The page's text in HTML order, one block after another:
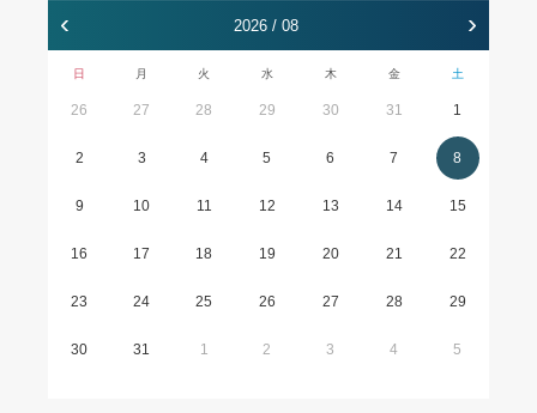
‹ 2026 / 08 ›
日 月 火 水 木 金 土
26 27 28 29 30 31 1
2 3 4 5 6 7 8
9 10 11 12 13 14 15
16 17 18 19 20 21 22
23 24 25 26 27 28 29
30 31 1 2 3 4 5